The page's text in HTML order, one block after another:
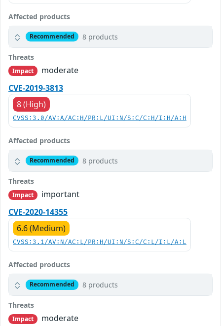
Affected products
Recommended 8 products
Threats
Impact
moderate
CVE-2019-3813
8 (High)
CVSS:3.0/AV:A/AC:H/PR:L/UI:N/S:C/C:H/I:H/A:H
Affected products
Recommended 8 products
Threats
Impact
important
CVE-2020-14355
6.6 (Medium)
CVSS:3.1/AV:N/AC:L/PR:H/UI:N/S:C/C:L/I:L/A:L
Affected products
Recommended 8 products
Threats
Impact
moderate